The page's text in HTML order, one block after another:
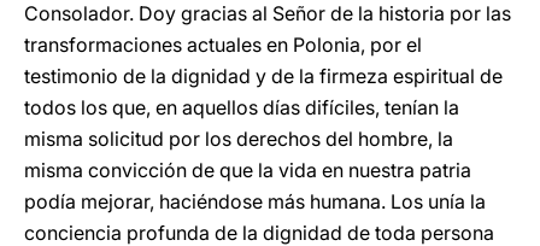
Consolador. Doy gracias al Señor de la historia por las
transformaciones actuales en Polonia, por el
testimonio de la dignidad y de la firmeza espiritual de
todos los que, en aquellos días difíciles, tenían la
misma solicitud por los derechos del hombre, la
misma convicción de que la vida en nuestra patria
podía mejorar, haciéndose más humana. Los unía la
conciencia profunda de la dignidad de toda persona